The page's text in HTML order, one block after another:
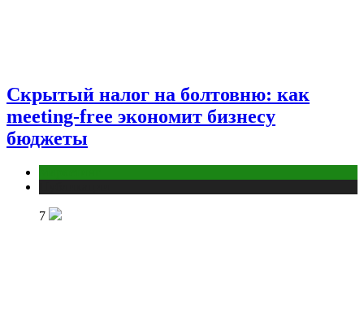
Скрытый налог на болтовню: как
meeting-free экономит бизнесу
бюджеты
7